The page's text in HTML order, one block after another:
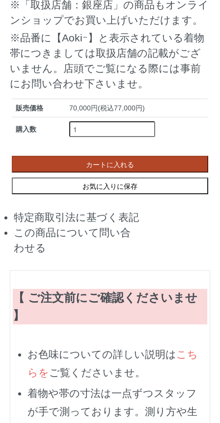
※「取扱店舗：銀座店」の商品もオンライ
ンショップでお買い上げいただけます。
※品番に【Aokiｰ】と表示されている着物
帯につきましては取扱店舗の記載がござ
いません。店頭でご覧になる際には事前
にお問い合わせ下さいませ。
販売価格 70,000円(税込77,000円)
購入数
カートに入れる
お気に入りに保存
特定商取引法に基づく表記
この商品について問い合
わせる
【 ご注文前にご確認くださいませ
】
お色味についての詳しい説明は こち
らを ご覧くださいませ。
着物や帯の寸法は一点ずつスタッフ
が手で測っております。測り方や生